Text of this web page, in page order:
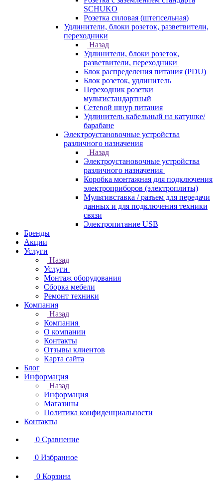
SCHUKO
Розетка силовая (штепсельная)
Удлинители, блоки розеток, разветвители,
переходники
Назад
Удлинители, блоки розеток,
разветвители, переходники
Блок распределения питания (PDU)
Блок розеток, удлинитель
Переходник розетки
мультистандартный
Сетевой шнур питания
Удлинитель кабельный на катушке/
барабане
Электроустановочные устройства
различного назначения
Назад
Электроустановочные устройства
различного назначения
Коробка монтажная для подключения
электроприборов (электроплиты)
Мультивставка / разъем для передачи
данных и для подключения техники
связи
Электропитание USB
Бренды
Акции
Услуги
Назад
Услуги
Монтаж оборудования
Сборка мебели
Ремонт техники
Компания
Назад
Компания
О компании
Контакты
Отзывы клиентов
Карта сайта
Блог
Информация
Назад
Информация
Магазины
Политика конфиденциальности
Контакты
0 Сравнение
0 Избранное
0 Корзина